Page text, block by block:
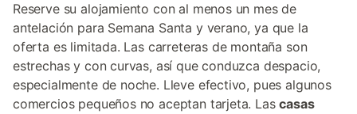
Reserve su alojamiento con al menos un mes de
antelación para Semana Santa y verano, ya que la
oferta es limitada. Las carreteras de montaña son
estrechas y con curvas, así que conduzca despacio,
especialmente de noche. Lleve efectivo, pues algunos
comercios pequeños no aceptan tarjeta. Lascasas